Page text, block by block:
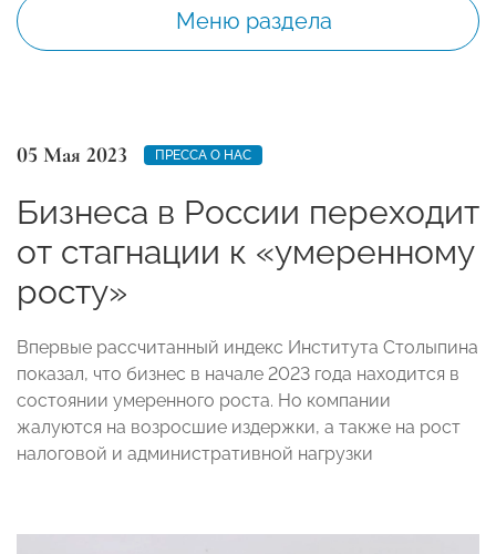
Меню раздела
05 Мая 2023 ПРЕССА О НАС
Бизнеса в России переходит
от стагнации к «умеренному
росту»
Впервые рассчитанный индекс Института Столыпина
показал, что бизнес в начале 2023 года находится в
состоянии умеренного роста. Но компании
жалуются на возросшие издержки, а также на рост
налоговой и административной нагрузки